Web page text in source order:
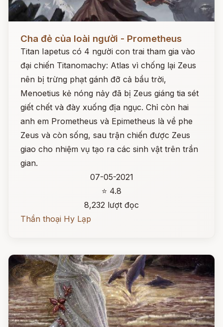
Cha đẻ của loài người - Prometheus
Titan Iapetus có 4 người con trai tham gia vào
đại chiến Titanomachy: Atlas vì chống lại Zeus
nên bị trừng phạt gánh đỡ cả bầu trời,
Menoetius kẻ nóng nảy đã bị Zeus giáng tia sét
giết chết và đày xuống địa ngục. Chỉ còn hai
anh em Prometheus và Epimetheus là về phe
Zeus và còn sống, sau trận chiến được Zeus
giao cho nhiệm vụ tạo ra các sinh vật trên trần
gian.
07-05-2021
⭐ 4.8
8,232 lượt đọc
Thần thoại Hy Lạp